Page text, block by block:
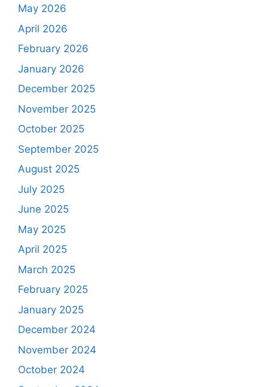
May 2026
April 2026
February 2026
January 2026
December 2025
November 2025
October 2025
September 2025
August 2025
July 2025
June 2025
May 2025
April 2025
March 2025
February 2025
January 2025
December 2024
November 2024
October 2024